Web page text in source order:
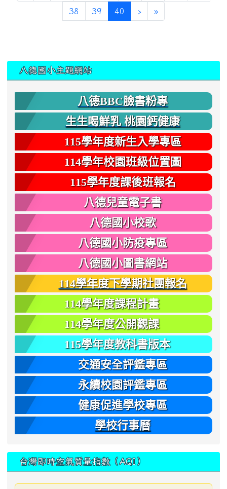
38 39 40 (current)
› »
八德國小主題網站
八德BBC臉書粉專
生生喝鮮乳 桃園鈣健康
115學年度新生入學專區
114學年校園班級位置圖
115學年度課後班報名
八德兒童電子書
八德國小校歌
八德國小防疫專區
八德國小圖書網站
114學年度下學期社團報名
114學年度課程計畫
114學年度公開觀課
115學年度教科書版本
交通安全評鑑專區
永續校園評鑑專區
健康促進學校專區
學校行事曆
台灣即時空氣質量指數（AQI）